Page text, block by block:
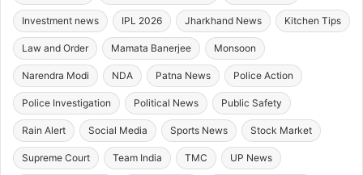
Investment news IPL 2026 Jharkhand News Kitchen Tips
Law and Order Mamata Banerjee Monsoon
Narendra Modi NDA Patna News Police Action
Police Investigation Political News Public Safety
Rain Alert Social Media Sports News Stock Market
Supreme Court Team India TMC UP News